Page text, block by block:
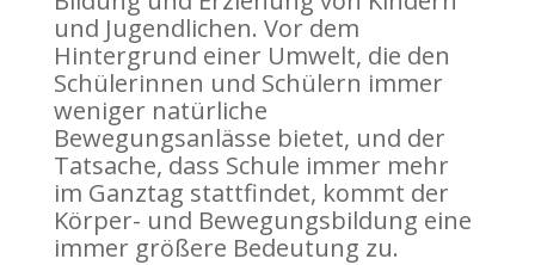
und Jugendlichen. Vor dem
Hintergrund einer Umwelt, die den
Schülerinnen und Schülern immer
weniger natürliche
Bewegungsanlässe bietet, und der
Tatsache, dass Schule immer mehr
im Ganztag stattfindet, kommt der
Körper- und Bewegungsbildung eine
immer größere Bedeutung zu.